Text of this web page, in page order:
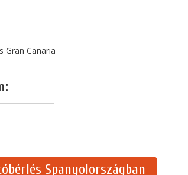
Gran Canaria
Spanyolországban